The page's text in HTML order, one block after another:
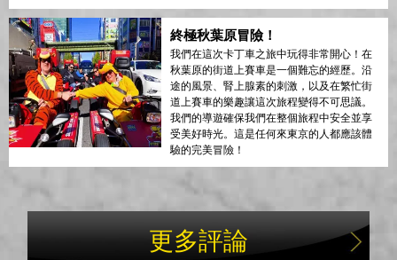
終極秋葉原冒險！
我們在這次卡丁車之旅中玩得非常開心！在
秋葉原的街道上賽車是一個難忘的經歷。沿
途的風景、腎上腺素的刺激，以及在繁忙街
道上賽車的樂趣讓這次旅程變得不可思議。
我們的導遊確保我們在整個旅程中安全並享
受美好時光。這是任何來東京的人都應該體
驗的完美冒險！
更多評論